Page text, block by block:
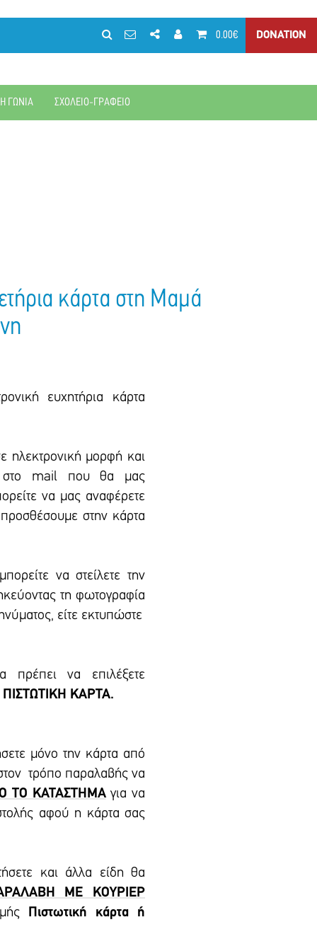
0.00€ DONATION
ΓΩΝΙΑ ΣΧΟΛΕΙΟ-ΓΡΑΦΕΙΟ
κάρτα στη Μαμά
ευχητήρια κάρτα
ηλεκτρονική μορφή και
στο mail που θα μας
να μας αναφέρετε
στην κάρτα
να στείλετε την
τη φωτογραφία
είτε εκτυπώστε
να επιλέξετε
ΚΑΡΤΑ.
μόνο την κάρτα από
τρόπο παραλαβής να
ΤΟ ΚΑΤΑΣΤΗΜΑγια να
αφού η κάρτα σας
και άλλα είδη θα
ΜΕ ΚΟΥΡΙΕΡ
Πιστωτική κάρτα ή